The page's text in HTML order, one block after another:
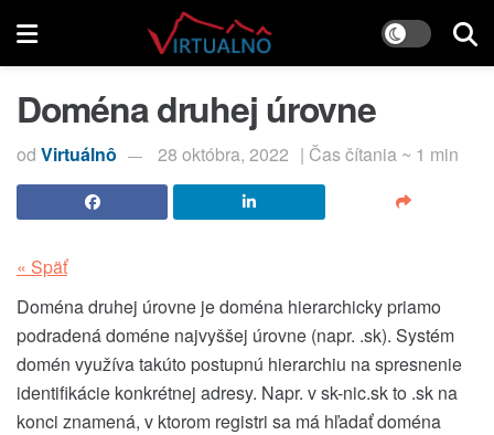
Doména druhej úrovne
od Virtuálnô 28 októbra, 2022 | Čas čítania ~ 1 min
« Späť
Doména druhej úrovne je doména hierarchicky priamo
podradená doméne najvyššej úrovne (napr. .sk). Systém
domén využíva takúto postupnú hierarchiu na spresnenie
identifikácie konkrétnej adresy. Napr. v sk-nic.skto .sk na
konci znamená, v ktorom registri sa má hľadať doména